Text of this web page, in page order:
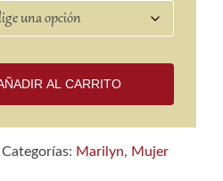
AL CARRITO
Categorías: Marilyn, Mujer